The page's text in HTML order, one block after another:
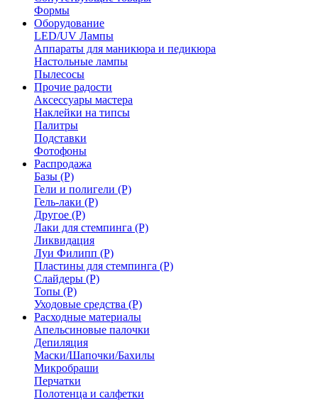
Формы
Оборудование
LED/UV Лампы
Аппараты для маникюра и педикюра
Настольные лампы
Пылесосы
Прочие радости
Аксессуары мастера
Наклейки на типсы
Палитры
Подставки
Фотофоны
Распродажа
Базы (Р)
Гели и полигели (Р)
Гель-лаки (Р)
Другое (Р)
Лаки для стемпинга (Р)
Ликвидация
Луи Филипп (Р)
Пластины для стемпинга (Р)
Слайдеры (Р)
Топы (Р)
Уходовые средства (Р)
Расходные материалы
Апельсиновые палочки
Депиляция
Маски/Шапочки/Бахилы
Микробраши
Перчатки
Полотенца и салфетки